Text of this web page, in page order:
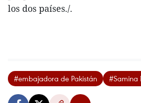
los dos países./.
#embajadora de Pakistán #Samina